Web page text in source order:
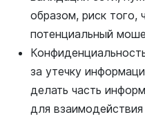
образом, риск того,
потенциальный
за утечку
делать часть
для